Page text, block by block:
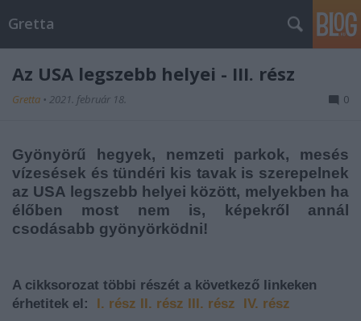
Gretta
Az USA legszebb helyei - III. rész
Gretta • 2021. február 18. 0
Gyönyörű hegyek, nemzeti parkok, mesés
vízesések és tündéri kis tavak is szerepelnek
az USA legszebb helyei között, melyekben ha
élőben most nem is, képekről annál
csodásabb gyönyörködni!
A cikksorozat többi részét a következő linkeken
érhetitek el:
I. rész II. rész III. rész IV. rész